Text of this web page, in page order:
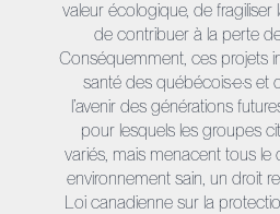
valeur écologique, de fragiliser
de contribuer à la perte
Conséquemment, ces projets
santé des québécois·e·s et
l’avenir des générations
pour lesquels les groupes
variés, mais menacent tous le
environnement sain, un droit
Loi canadienne sur la